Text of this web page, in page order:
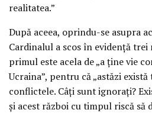
realitatea.”
După aceea, oprindu-se asupra
Cardinalul a scos în evidență
primul este acela de „a ține vie
Ucraina”, pentru că „astăzi
conflictele. Câți sunt ignorați?
și acest război cu timpul riscă să